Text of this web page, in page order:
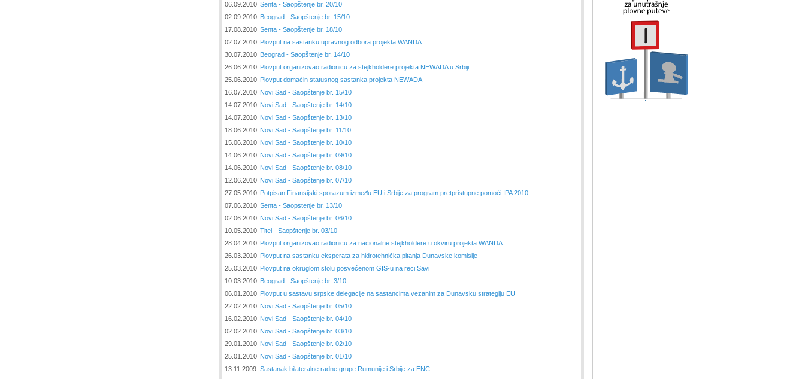
06.09.2010 Senta - Saopštenje br. 20/10
02.09.2010 Beograd - Saopštenje br. 15/10
17.08.2010 Senta - Saopštenje br. 18/10
02.07.2010 Plovput na sastanku upravnog odbora projekta WANDA
30.07.2010 Beograd - Saopštenje br. 14/10
26.06.2010 Plovput organizovao radionicu za stejkholdere projekta NEWADA u Srbiji
25.06.2010 Plovput domaćin statusnog sastanka projekta NEWADA
16.07.2010 Novi Sad - Saopštenje br. 15/10
14.07.2010 Novi Sad - Saopštenje br. 14/10
14.07.2010 Novi Sad - Saopštenje br. 13/10
18.06.2010 Novi Sad - Saopštenje br. 11/10
15.06.2010 Novi Sad - Saopštenje br. 10/10
14.06.2010 Novi Sad - Saopštenje br. 09/10
14.06.2010 Novi Sad - Saopštenje br. 08/10
12.06.2010 Novi Sad - Saopštenje br. 07/10
27.05.2010 Potpisan Finansijski sporazum između EU i Srbije za program pretpristupne pomoći IPA 2010
07.06.2010 Senta - Saopstenje br. 13/10
02.06.2010 Novi Sad - Saopštenje br. 06/10
10.05.2010 Titel - Saopštenje br. 03/10
28.04.2010 Plovput organizovao radionicu za nacionalne stejkholdere u okviru projekta WANDA
26.03.2010 Plovput na sastanku eksperata za hidrotehnička pitanja Dunavske komisije
25.03.2010 Plovput na okruglom stolu posvećenom GIS-u na reci Savi
10.03.2010 Beograd - Saopštenje br. 3/10
06.01.2010 Plovput u sastavu srpske delegacije na sastancima vezanim za Dunavsku strategiju EU
22.02.2010 Novi Sad - Saopštenje br. 05/10
16.02.2010 Novi Sad - Saopštenje br. 04/10
02.02.2010 Novi Sad - Saopštenje br. 03/10
29.01.2010 Novi Sad - Saopštenje br. 02/10
25.01.2010 Novi Sad - Saopštenje br. 01/10
13.11.2009 Sastanak bilateralne radne grupe Rumunije i Srbije za ENC